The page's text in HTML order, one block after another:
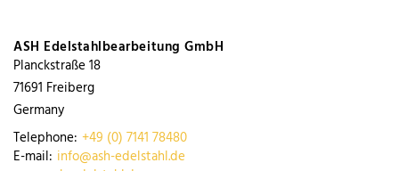
ASH Edelstahlbearbeitung GmbH
Planckstraße 18
71691 Freiberg
Germany
Telephone: +49 (0) 7141 78480
E-mail: info@ash-edelstahl.de